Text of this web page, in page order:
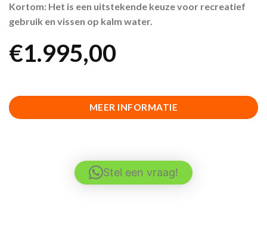
Kortom: Het is een uitstekende keuze voor recreatief
gebruik en vissen op kalm water.
€1.995,00
MEER INFORMATIE
Stel een vraag!